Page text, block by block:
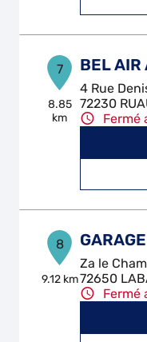
7
8.85
km
BEL AIR
4 Rue
72230
Fermé
8
9.12 km
Za le
72650
Fermé